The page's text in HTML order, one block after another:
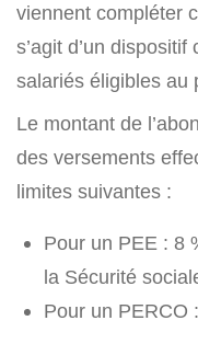
viennent compléter
s’agit d’un
salariés éligibles au
Le montant de
des versements
limites suivantes :
Pour un PEE : 8
la Sécurité
Pour un PERCO